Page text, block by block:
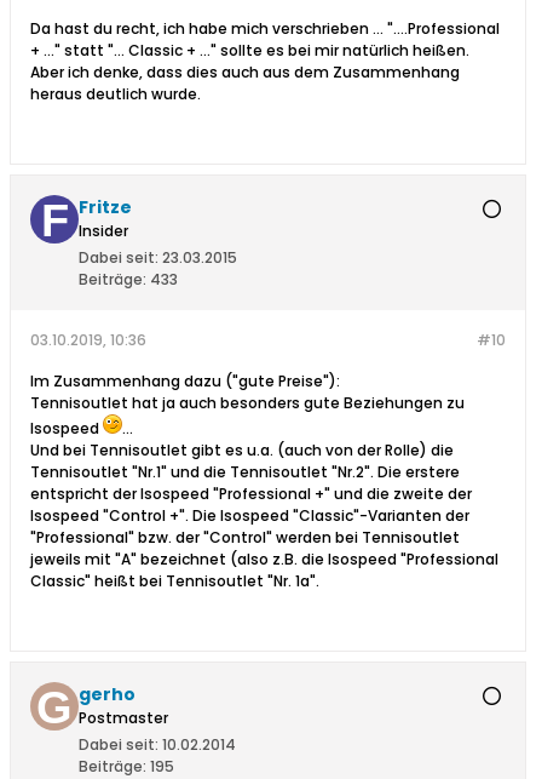
Da hast du recht, ich habe mich verschrieben … "....Professional
+ ..." statt "... Classic + …" sollte es bei mir natürlich heißen.
Aber ich denke, dass dies auch aus dem Zusammenhang
heraus deutlich wurde.
Fritze
Insider
Dabei seit: 23.03.2015
Beiträge: 433
#10
03.10.2019, 10:36
Im Zusammenhang dazu ("gute Preise"):
Tennisoutlet hat ja auch besonders gute Beziehungen zu
Isospeed
...
Und bei Tennisoutlet gibt es u.a. (auch von der Rolle) die
Tennisoutlet "Nr.1" und die Tennisoutlet "Nr.2". Die erstere
entspricht der Isospeed "Professional +" und die zweite der
Isospeed "Control +". Die Isospeed "Classic"-Varianten der
"Professional" bzw. der "Control" werden bei Tennisoutlet
jeweils mit "A" bezeichnet (also z.B. die Isospeed "Professional
Classic" heißt bei Tennisoutlet "Nr. 1a".
gerho
Postmaster
Dabei seit: 10.02.2014
Beiträge: 195